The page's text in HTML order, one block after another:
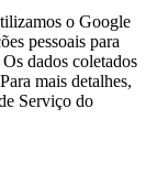
o Google
pessoais para
dados coletados
mais detalhes,
Serviço do